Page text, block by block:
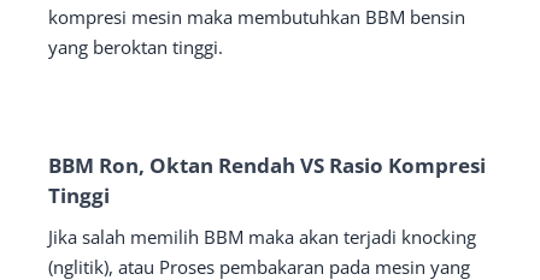
kompresi mesin maka membutuhkan BBM bensin
yang beroktan tinggi.
BBM Ron, Oktan Rendah VS Rasio Kompresi
Tinggi
Jika salah memilih BBM maka akan terjadi knocking
(nglitik), atau Proses pembakaran pada mesin yang